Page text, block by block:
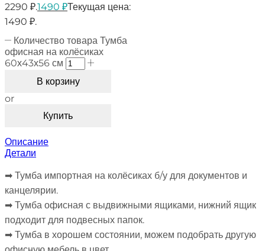
2290 ₽.1490 ₽Текущая цена:
1490 ₽.
Количество товара Тумба
офисная на колёсиках
60х43х56 см
В корзину
or
Купить
Описание
Детали
➡︎ Тумба импортная на колёсиках б/у для документов и
канцелярии.
➡︎ Тумба офисная с выдвижными ящиками, нижний ящик
подходит для подвесных папок.
➡︎ Тумба в хорошем состоянии, можем подобрать другую